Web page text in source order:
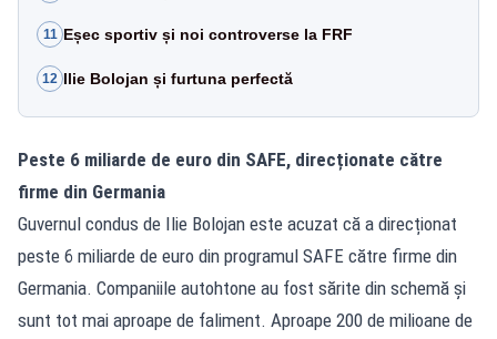
11 Eșec sportiv și noi controverse la FRF
12 Ilie Bolojan și furtuna perfectă
Peste 6 miliarde de euro din SAFE, direcționate către
firme din Germania
Guvernul condus de Ilie Bolojan este acuzat că a direcționat
peste 6 miliarde de euro din programul SAFE către firme din
Germania. Companiile autohtone au fost sărite din schemă și
sunt tot mai aproape de faliment. Aproape 200 de milioane de